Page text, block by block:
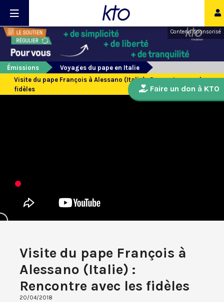
Contenu sponsorisé
Émissions
Voyages du pape en Italie
Visite du pape François à Alessano (Italie) : Rencontre avec les
fidèles
Visite du pape François à
Alessano (Italie) :
Rencontre avec les fidèles
20/04/2018
Faire un don à KTO